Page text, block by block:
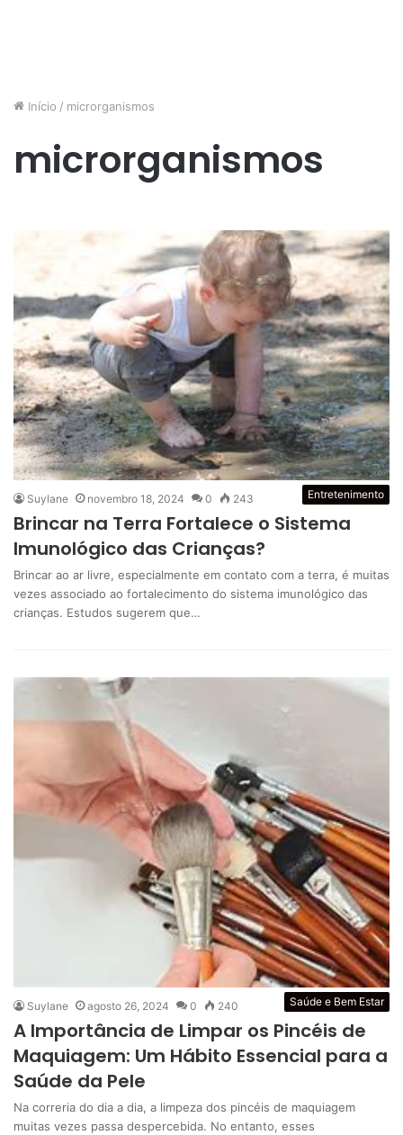
Início / microrganismos
microrganismos
Entretenimento
Suylane novembro 18, 2024 0 243
Brincar na Terra Fortalece o Sistema
Imunológico das Crianças?
Brincar ao ar livre, especialmente em contato com a terra, é muitas
vezes associado ao fortalecimento do sistema imunológico das
crianças. Estudos sugerem que…
Saúde e Bem Estar
Suylane agosto 26, 2024 0 240
A Importância de Limpar os Pincéis de
Maquiagem: Um Hábito Essencial para a
Saúde da Pele
Na correria do dia a dia, a limpeza dos pincéis de maquiagem
muitas vezes passa despercebida. No entanto, esses